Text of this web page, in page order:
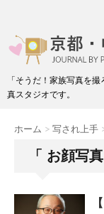
「そうだ！家族写真を
真スタジオです。
ホーム > 写され上手
「 お顔写